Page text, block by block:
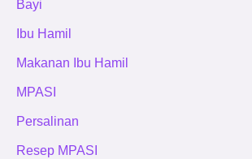
Bayi
Ibu Hamil
Makanan Ibu Hamil
MPASI
Persalinan
Resep MPASI